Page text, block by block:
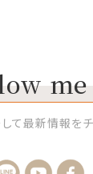
me
て最新情報をチ